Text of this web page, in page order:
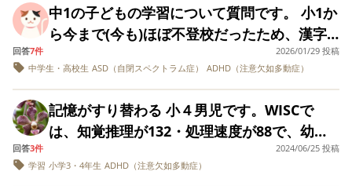
り。 みなさん、診察
をうける決意をした
きっかけは何です
にしすぎ大丈夫はや
とゆう経験をなさっ
た方はいらっしゃい
ますか？
注意）と診断され
ようですが、こち
ではADHDでは無
精神遅滞との診断
でました。お子様
ら移れるように手
きを急いで下さ
い。」と言われま
た。 「ADHDでは
の机上パーテーション ・百玉そろばんの使用
・学校の座席を最前列にしてもらう また、1
月から学習支援に通い始めていますが、知能
的な面の問題ではなく不安などがメインにな
るのであれば、往復2時間かかる母子分離の学
習支援より、発達障害に理解のある家庭教師
などの方が合っているでしょうか？
行かなければと思い出しています。 繰り返し
になりますが母子分離不安・分離不安を経験
された方から、どのように改善していったか
などお話を伺いたいです。少しでもいろいろ
な情報を見聞きしたいです。 よろしくお願い
します。
せますが、 興味のあるゲームやアニメ、美術
や絵に関することには話をできて、それ以外
のコミュニケーションは私興味ないとばかり
に一人でいることを好みます。 クラスメイト
いますが、 クラスメイトには空気は読めない
が、まわりのノリには合わせられる天然発言
が多いし、ルールは守ると評価されているそ
やできなかった活動の話を聞く今の方が辛い
です。 それでも直接毎日先生や他のママに謝
れる今の方が小学生になったときよりマシな
コメントください。
布から一万円を抜き取り隠し持っていたり、
嘘をついたり、忘れ物が多い、集中力が無
い、連絡帳に 書いた宿題を家に着く前に消し
てから持ち帰り 私に見せて宿題は無い事にし
たり、 卒業半月前には（皆に相手にしてもら
いたくて）休み時間に学校を抜け出しコンビ
ニでお菓子を買いに行き友達に配り学校に呼
び出されたり… 問題行動だらけで学校から電
中1の子どもの学習について質問です。 小1か
ら今まで(今も)ほぼ不登校だったため、漢字
ジタッチで勉強はしていたので、選択問題や
などは答えを書けます(なんとか真似して漢字
を書ける)。 しかし、漢字を使って答えを書
く問題はことごとく点数を落としています。
(そして本人も劣等感を感じ始めていて、漢字
回答7件
2026/01/29 投稿
中学生・高校生 ASD（自閉スペクトラム症） ADHD（注意欠如多動症）
記憶がすり替わる 小４男児です。WISCで
は、知覚推理が132・処理速度が88で、幼少
期の頃から癇癪も強く、 子育てには色々と模
索してまいりました。 学校では、大きなトラ
回答3件
2024/06/25 投稿
学習 小学3・4年生 ADHD（注意欠如多動症）